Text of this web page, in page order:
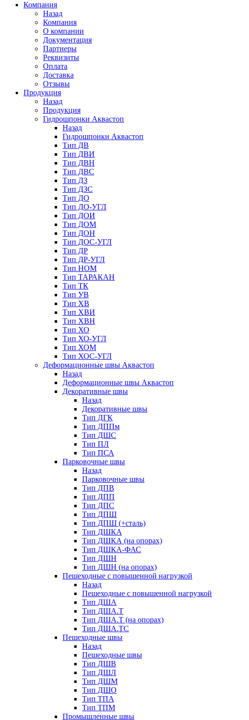
Компания
Назад
Компания
О компании
Документация
Партнеры
Реквизиты
Оплата
Доставка
Отзывы
Продукция
Назад
Продукция
Гидрошпонки Аквастоп
Назад
Гидрошпонки Аквастоп
Тип ДВ
Тип ДВИ
Тип ДВН
Тип ДВС
Тип ДЗ
Тип ДЗС
Тип ДО
Тип ДО-УГЛ
Тип ДОИ
Тип ДОМ
Тип ДОН
Тип ДОС-УГЛ
Тип ДР
Тип ДР-УГЛ
Тип НОМ
Тип ТАРАКАН
Тип ТК
Тип УВ
Тип ХВ
Тип ХВИ
Тип ХВН
Тип ХО
Тип ХО-УГЛ
Тип ХОМ
Тип ХОС-УГЛ
Деформационные швы Аквастоп
Назад
Деформационные швы Аквастоп
Декоративные швы
Назад
Декоративные швы
Тип ДГК
Тип ДППм
Тип ДШС
Тип ПЛ
Тип ПСА
Парковочные швы
Назад
Парковочные швы
Тип ДПВ
Тип ДПП
Тип ДПС
Тип ДПШ
Тип ДПШ (+сталь)
Тип ДШКА
Тип ДШКА (на опорах)
Тип ДШКА-ФАС
Тип ДШН
Тип ДШН (на опорах)
Пешеходные с повышенной нагрузкой
Назад
Пешеходные с повышенной нагрузкой
Тип ДША
Тип ДША.Т
Тип ДША.Т (на опорах)
Тип ДША.ТС
Пешеходные швы
Назад
Пешеходные швы
Тип ДШВ
Тип ДШЛ
Тип ДШМ
Тип ДШО
Тип ТПА
Тип ТПМ
Промышленные швы